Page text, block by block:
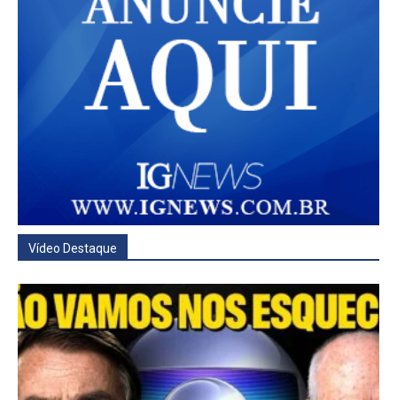
Vídeo Destaque